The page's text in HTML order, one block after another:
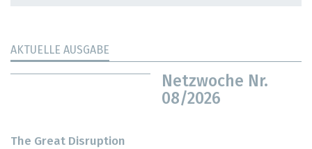
AKTUELLE AUSGABE
Netzwoche Nr.
08/2026
The Great Disruption